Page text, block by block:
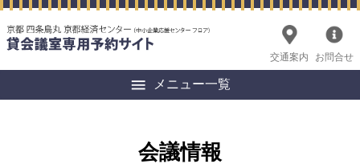
交通案内 お問合せ
メニュー一覧
会議情報